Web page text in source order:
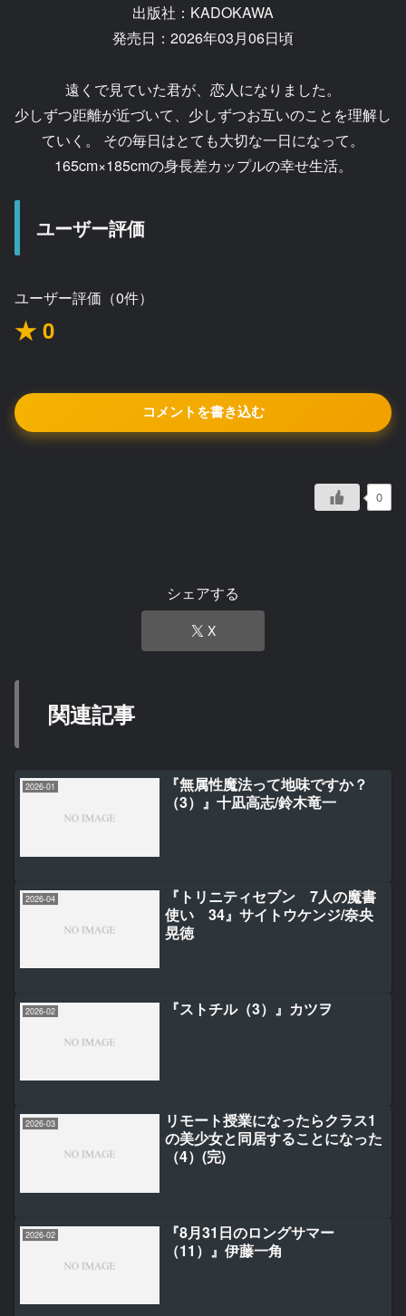
出版社：KADOKAWA
発売日：2026年03月06日頃
遠くで見ていた君が、恋人になりました。
少しずつ距離が近づいて、少しずつお互いのことを理解し
ていく。 その毎日はとても大切な一日になって。
165cm×185cmの身長差カップルの幸せ生活。
ユーザー評価
ユーザー評価（0件）
★ 0
コメントを書き込む
0
シェアする
X
関連記事
2026-01
『無属性魔法って地味ですか？
（3）』十凪高志/鈴木竜一
2026-04
『トリニティセブン 7人の魔書
使い 34』サイトウケンジ/奈央
晃徳
2026-02 『ストチル（3）』カツヲ
2026-03
リモート授業になったらクラス1
の美少女と同居することになった
（4）(完)
2026-02
『8月31日のロングサマー
（11）』伊藤一角